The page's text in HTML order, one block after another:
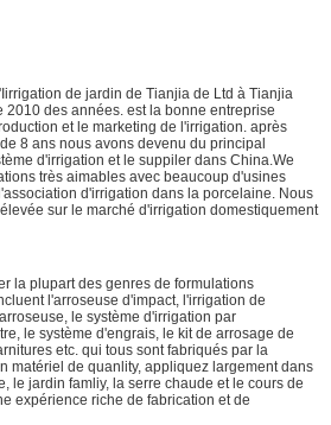
de jardin de Tianjia de Ltd à Tianjia
2010 des années. est la bonne entreprise
et le marketing de l'irrigation. après
8 ans nous avons devenu du principal
d'irrigation et le suppiler dans China.We
très aimables avec beaucoup d'usines
d'irrigation dans la porcelaine. Nous
sur le marché d'irrigation domestiquement
la plupart des genres de formulations
l'arroseuse d'impact, l'irrigation de
le système d'irrigation par
le système d'engrais, le kit de arrosage de
etc. qui tous sont fabriqués par la
matériel de quanlity, appliquez largement dans
le jardin famliy, la serre chaude et le cours de
expérience riche de fabrication et de